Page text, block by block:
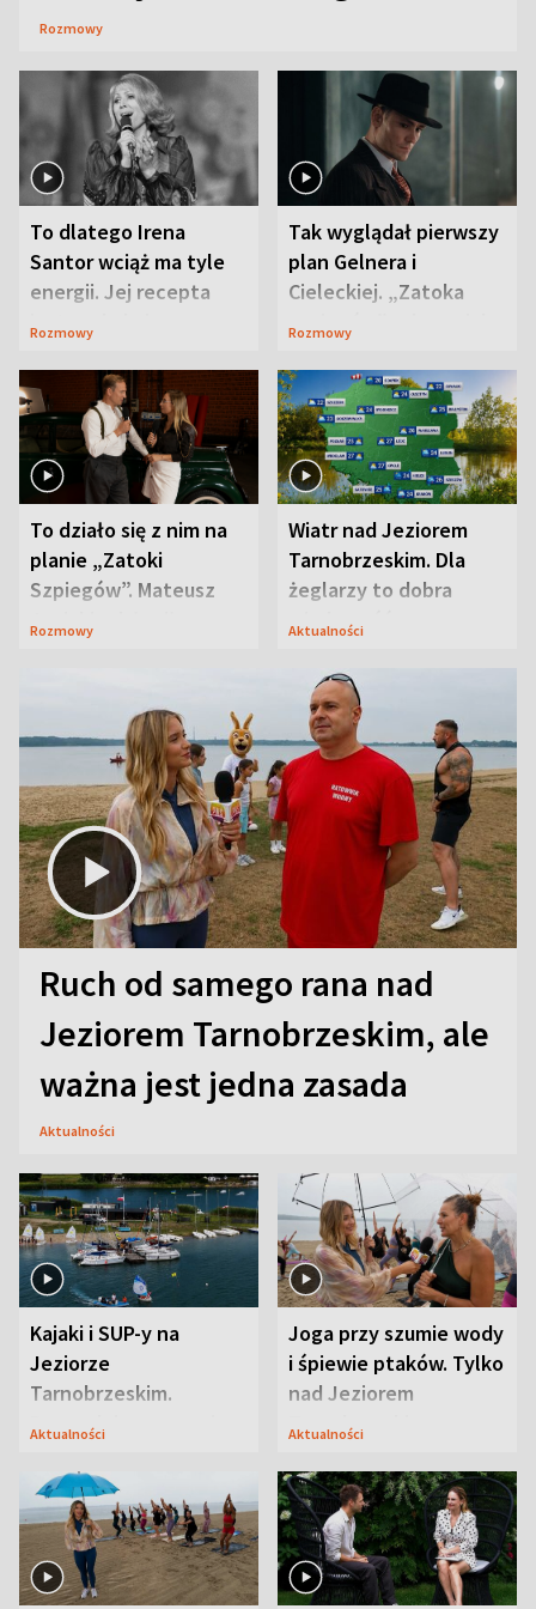
Rozmowy
To dlatego Irena
Santor wciąż ma tyle
energii. Jej recepta
jest zaskakująco
Rozmowy
Tak wyglądał pierwszy
plan Gelnera i
Cieleckiej. „Zatoka
szpiegów” od razu ich
Rozmowy
To działo się z nim na
planie „Zatoki
Szpiegów”. Mateusz
Janicki odsłonił
Rozmowy
Wiatr nad Jeziorem
Tarnobrzeskim. Dla
żeglarzy to dobra
wiadomość
Aktualności
Ruch od samego rana nad
Jeziorem Tarnobrzeskim, ale
ważna jest jedna zasada
Aktualności
Kajaki i SUP-y na
Jeziorze
Tarnobrzeskim.
Przyrodnicy zwracają
Aktualności
Joga przy szumie wody
i śpiewie ptaków. Tylko
nad Jeziorem
Tarnobrzeskim
Aktualności